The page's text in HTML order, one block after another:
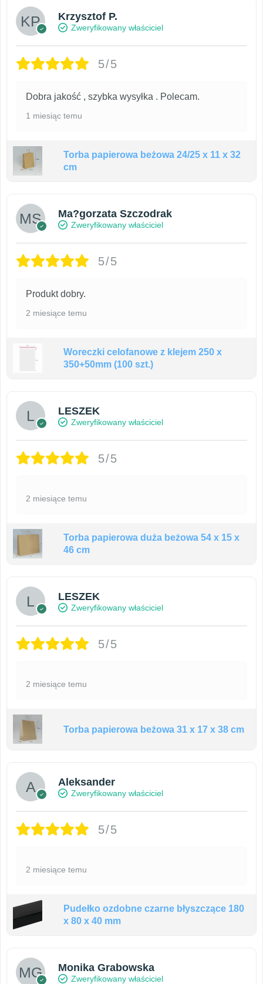
Krzysztof P.
Zweryfikowany właściciel
5/5
Dobra jakość , szybka wysyłka . Polecam.
1 miesiąc temu
Torba papierowa beżowa 24/25 x 11 x 32
cm
Ma?gorzata Szczodrak
Zweryfikowany właściciel
5/5
Produkt dobry.
2 miesiące temu
Woreczki celofanowe z klejem 250 x
350+50mm (100 szt.)
LESZEK
Zweryfikowany właściciel
5/5
2 miesiące temu
Torba papierowa duża beżowa 54 x 15 x
46 cm
LESZEK
Zweryfikowany właściciel
5/5
2 miesiące temu
Torba papierowa beżowa 31 x 17 x 38 cm
Aleksander
Zweryfikowany właściciel
5/5
2 miesiące temu
Pudełko ozdobne czarne błyszczące 180
x 80 x 40 mm
Monika Grabowska
Zweryfikowany właściciel